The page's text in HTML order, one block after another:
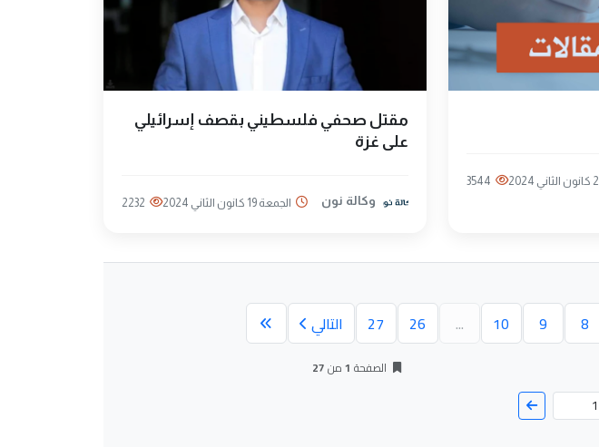
3544
مقتل صحفي فلسطيني بقصف إسرائيلي
على غزة
وكالة نون الجمعة 19 كانون الثاني 2024 2232
8
9
10
...
26
27 التالي
الصفحة 1من27